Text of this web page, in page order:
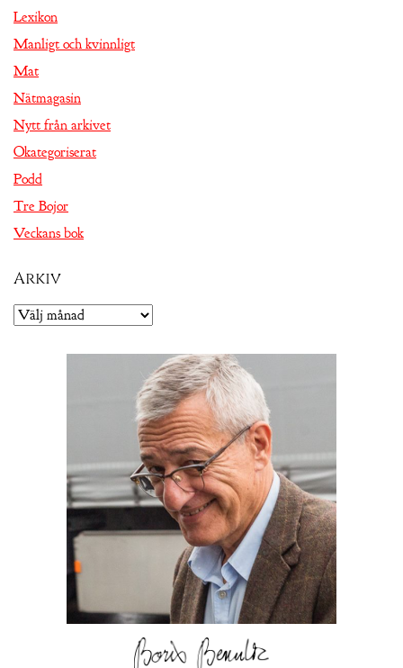
Lexikon
Manligt och kvinnligt
Mat
Nätmagasin
Nytt från arkivet
Okategoriserat
Podd
Tre Bojor
Veckans bok
Arkiv
Arkiv